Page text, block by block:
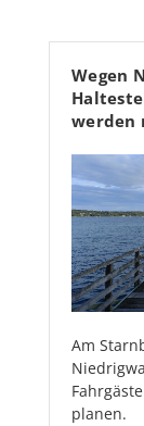
Wegen
werden
Am
planen.